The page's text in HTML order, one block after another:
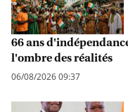
66 ans
l'ombre des réalités
06/08/2026 09:37